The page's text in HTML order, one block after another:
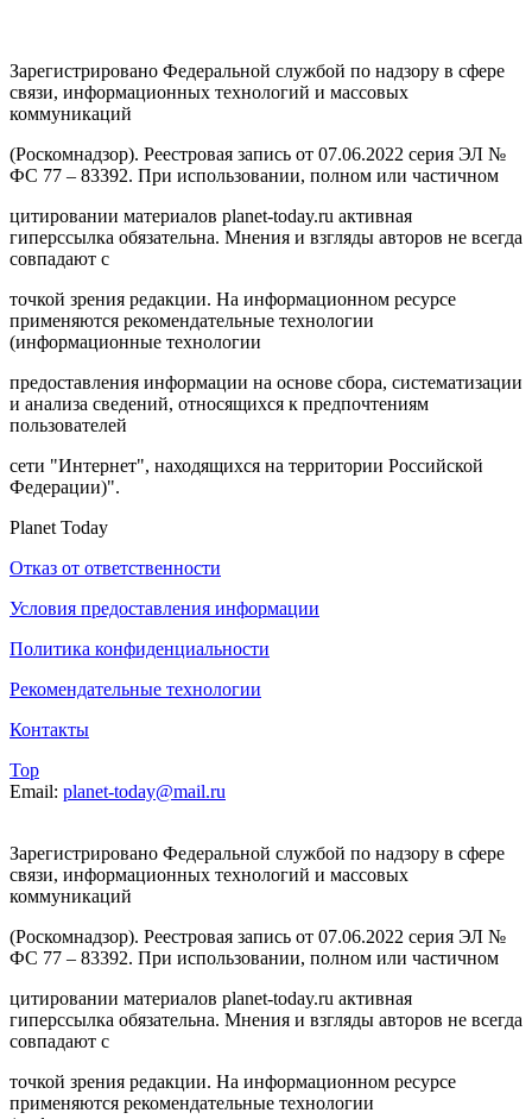
Зарегистрировано Федеральной службой по надзору в сфере
связи, информационных технологий и массовых
коммуникаций
(Роскомнадзор). Реестровая запись от 07.06.2022 серия ЭЛ №
ФС 77 – 83392. При использовании, полном или частичном
цитировании материалов planet-today.ru активная
гиперссылка обязательна. Мнения и взгляды авторов не всегда
совпадают с
точкой зрения редакции. На информационном ресурсе
применяются рекомендательные технологии
(информационные технологии
предоставления информации на основе сбора, систематизации
и анализа сведений, относящихся к предпочтениям
пользователей
сети "Интернет", находящихся на территории Российской
Федерации)".
Planet Today
Отказ от ответственности
Условия предоставления информации
Политика конфиденциальности
Рекомендательные технологии
Контакты
Top
Email: planet-today@mail.ru
Зарегистрировано Федеральной службой по надзору в сфере
связи, информационных технологий и массовых
коммуникаций
(Роскомнадзор). Реестровая запись от 07.06.2022 серия ЭЛ №
ФС 77 – 83392. При использовании, полном или частичном
цитировании материалов planet-today.ru активная
гиперссылка обязательна. Мнения и взгляды авторов не всегда
совпадают с
точкой зрения редакции. На информационном ресурсе
применяются рекомендательные технологии